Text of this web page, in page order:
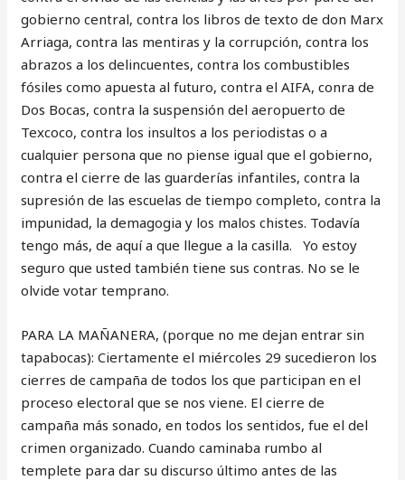
gobierno central, contra los libros de texto de don Marx
Arriaga, contra las mentiras y la corrupción, contra los
abrazos a los delincuentes, contra los combustibles
fósiles como apuesta al futuro, contra el AIFA, conra de
Dos Bocas, contra la suspensión del aeropuerto de
Texcoco, contra los insultos a los periodistas o a
cualquier persona que no piense igual que el gobierno,
contra el cierre de las guarderías infantiles, contra la
supresión de las escuelas de tiempo completo, contra la
impunidad, la demagogia y los malos chistes. Todavía
tengo más, de aquí a que llegue a la casilla. Yo estoy
seguro que usted también tiene sus contras. No se le
olvide votar temprano.
PARA LA MAÑANERA, (porque no me dejan entrar sin
tapabocas): Ciertamente el miércoles 29 sucedieron los
cierres de campaña de todos los que participan en el
proceso electoral que se nos viene. El cierre de
campaña más sonado, en todos los sentidos, fue el del
crimen organizado. Cuando caminaba rumbo al
templete para dar su discurso último antes de las